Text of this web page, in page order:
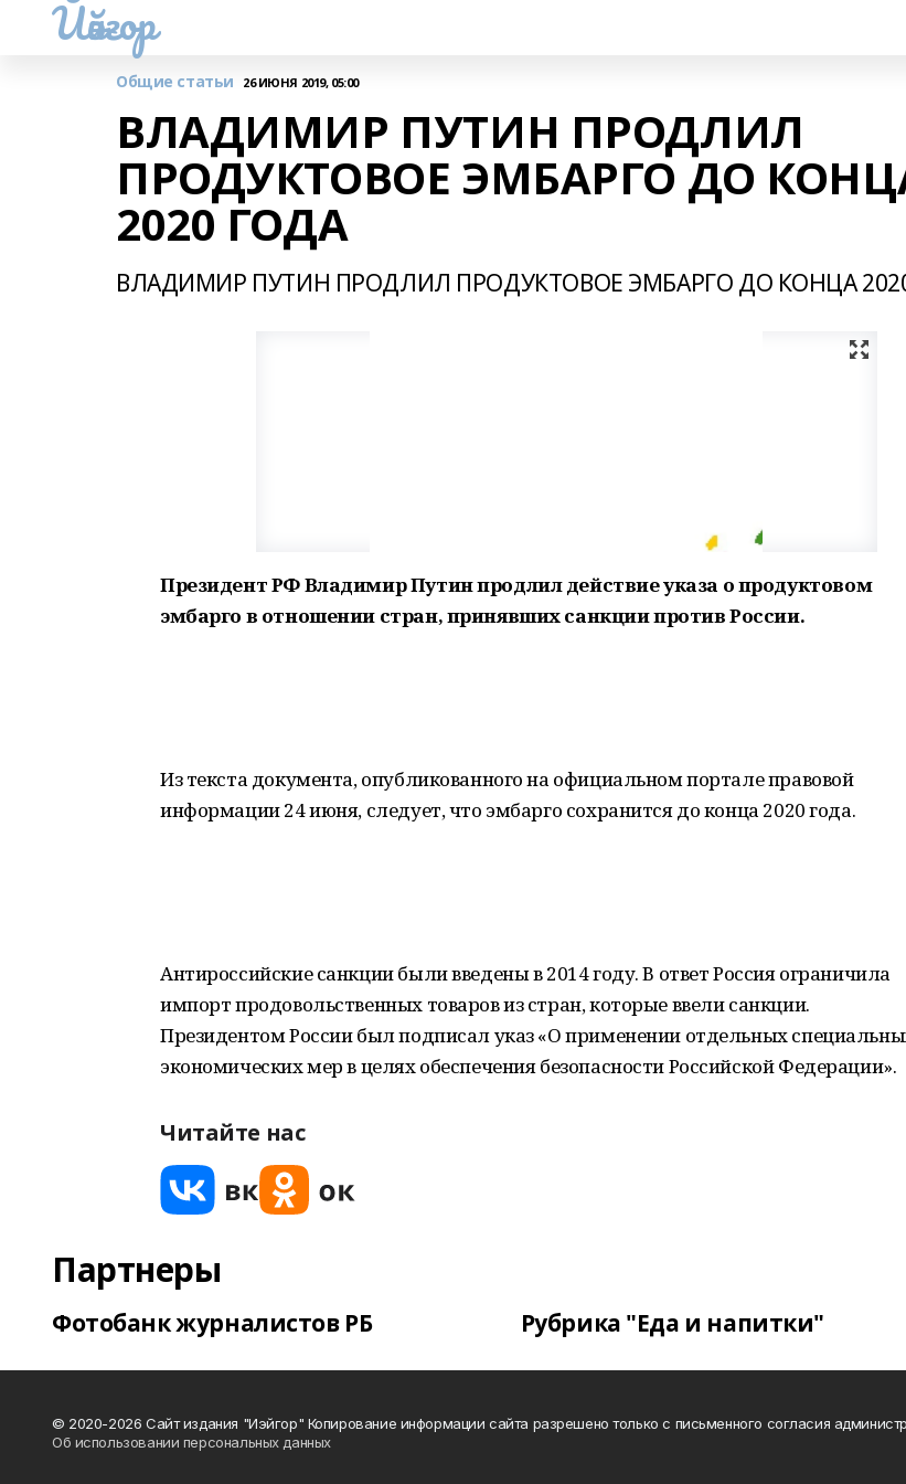
Йәйғор
Общие статьи 26 ИЮНЯ 2019, 05:00
ВЛАДИМИР ПУТИН ПРОДЛИЛ
ПРОДУКТОВОЕ ЭМБАРГО ДО
2020 ГОДА
ВЛАДИМИР ПУТИН ПРОДЛИЛ ПРОДУКТОВОЕ ЭМБАРГО ДО КОНЦА
Президент РФ Владимир Путин продлил действие указа о продуктовом
эмбарго в отношении стран, принявших санкции против России.
Из текста документа, опубликованного на официальном портале правовой
информации 24 июня, следует, что эмбарго сохранится до конца 2020 года.
Антироссийские санкции были введены в 2014 году. В ответ Россия ограничила
импорт продовольственных товаров из стран, которые ввели санкции.
Президентом России был подписал указ «О применении отдельных
экономических мер в целях обеспечения безопасности Российской Федерации».
Читайте нас
Партнеры
Фотобанк журналистов РБ Рубрика "Еда и напитки"
© 2020-2026 Сайт издания "Иэйгор" Копирование информации сайта разрешено только с письменного согласия
Об использовании персональных данных